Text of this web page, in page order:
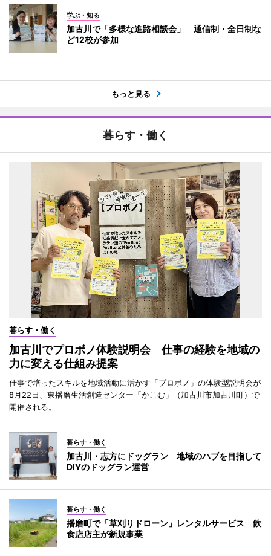
学ぶ・知る
加古川で「多様な進路相談会」 通信制・全日制な
ど12校が参加
もっと見る
暮らす・働く
暮らす・働く
加古川でプロボノ体験説明会 仕事の経験を地域の
力に変える仕組み提案
仕事で培ったスキルを地域活動に活かす「プロボノ」の体験型説明会が
8月22日、東播磨生活創造センター「かこむ」（加古川市加古川町）で
開催される。
暮らす・働く
加古川・志方にドッグラン 地域のハブを目指して
DIYのドッグラン運営
暮らす・働く
播磨町で「草刈りドローン」レンタルサービス 飲
食店店主が新規事業